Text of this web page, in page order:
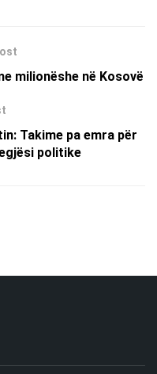
milionëshe në Kosovë
Takime pa emra për
politike